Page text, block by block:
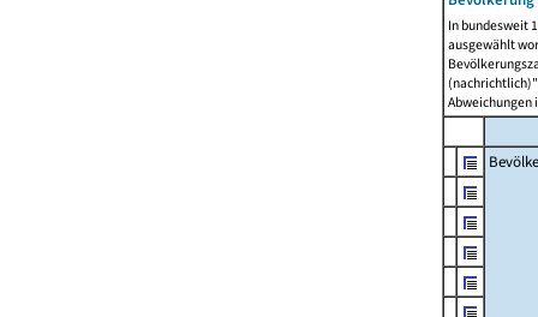
In bundesweit
ausgewählt
Abweichungen